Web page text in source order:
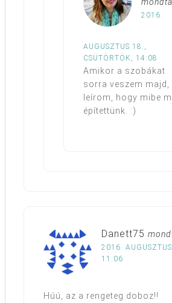
2016.
AUGUSZTUS 18.,
CSÜTÖRTÖK, 14:08
Amikor a szobákat
sorra veszem majd,
leírom, hogy mibe
építettünk. :)
Danett75
2016.
11:06
Húú, az a rengeteg doboz!!